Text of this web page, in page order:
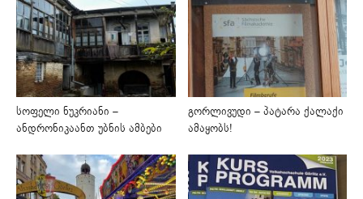
სოფელი ნუკრიანი –
ანდრონიკაანთ უბნის ამბები
გორლივუდი – პატარა ქალაქი
ამაყობს!